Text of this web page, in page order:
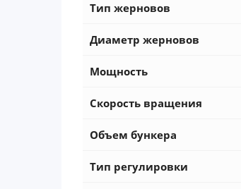
Тип жерновов
Диаметр жерновов
Мощность
Скорость вращения
Объем бункера
Тип регулировки